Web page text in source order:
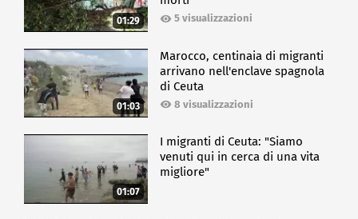
CRONACA
01:29 5 visualizzazioni
01:03
Marocco, centinaia di migranti
arrivano nell'enclave spagnola
di Ceuta
8 visualizzazioni
01:07
I migranti di Ceuta: "Siamo
venuti qui in cerca di una vita
migliore"